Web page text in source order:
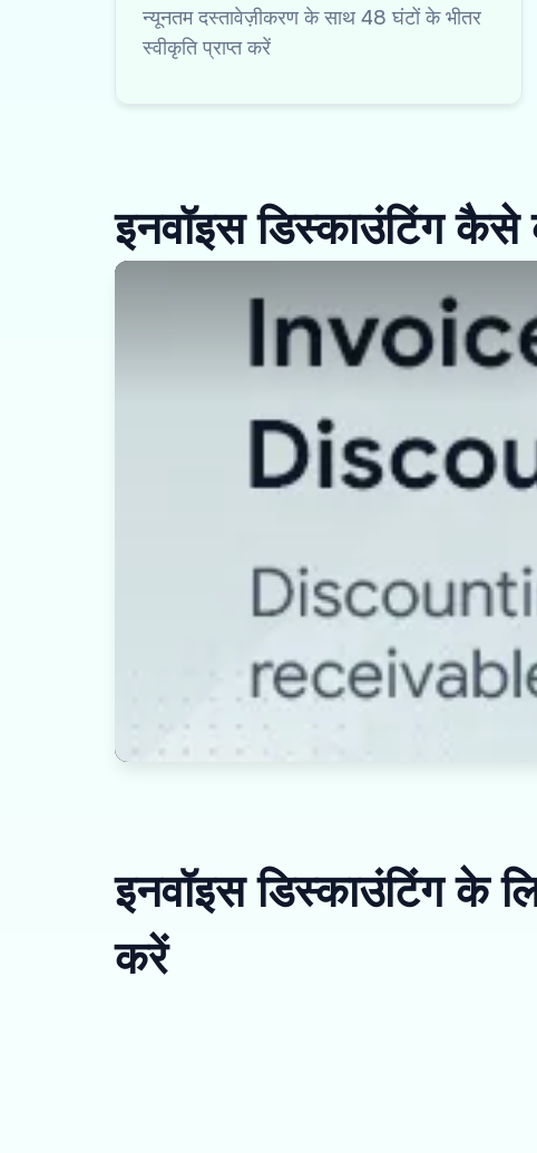
न्यूनतम दस्तावेज़ीकरण के साथ 48 घंटों के भीतर
स्वीकृति प्राप्त करें
इनवॉइस डिस्काउंटिंग कैसे
इनवॉइस डिस्काउंटिंग के
करें